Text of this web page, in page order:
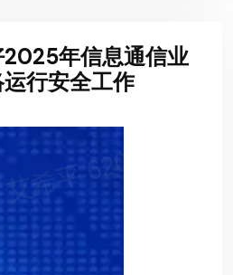
年信息通信业
行安全工作